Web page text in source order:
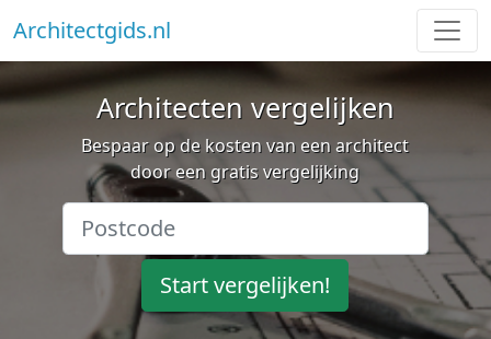
Architectgids.nl
Architecten vergelijken
Bespaar op de kosten van een architect
door een gratis vergelijking
Start vergelijken!